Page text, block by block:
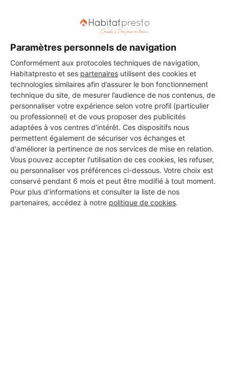
Paramètres personnels de navigation
Conformément aux protocoles techniques de navigation,
Habitatpresto et ses partenaires utilisent des cookies et
technologies similaires afin d’assurer le bon fonctionnement
technique du site, de mesurer l’audience de nos contenus, de
personnaliser votre expérience selon votre profil (particulier
ou professionnel) et de vous proposer des publicités
adaptées à vos centres d’intérêt. Ces dispositifs nous
permettent également de sécuriser vos échanges et
d'améliorer la pertinence de nos services de mise en relation.
Vous pouvez accepter l'utilisation de ces cookies, les refuser,
ou personnaliser vos préférences ci-dessous. Votre choix est
conservé pendant 6 mois et peut être modifié à tout moment.
Pour plus d'informations et consulter la liste de nos
partenaires, accédez à notre politique de cookies.
PAS LE TEMPS DE
CHERCHER ?
Vous souhaitez réaliser des travaux et ne savez quel professionnel
choisir ? Demandez des devis travauxauprès de notre réseau de 5 000
professionnels partout en France.
DEMANDER UN DEVIS